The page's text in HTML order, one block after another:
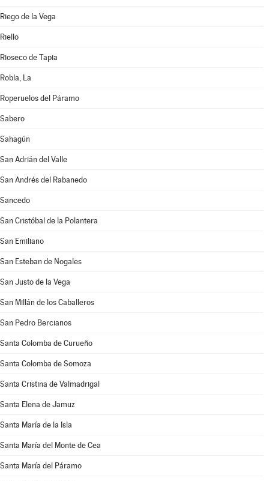
Riego de la Vega
Riello
Rioseco de Tapia
Robla, La
Roperuelos del Páramo
Sabero
Sahagún
San Adrián del Valle
San Andrés del Rabanedo
Sancedo
San Cristóbal de la Polantera
San Emiliano
San Esteban de Nogales
San Justo de la Vega
San Millán de los Caballeros
San Pedro Bercianos
Santa Colomba de Curueño
Santa Colomba de Somoza
Santa Cristina de Valmadrigal
Santa Elena de Jamuz
Santa María de la Isla
Santa María del Monte de Cea
Santa María del Páramo